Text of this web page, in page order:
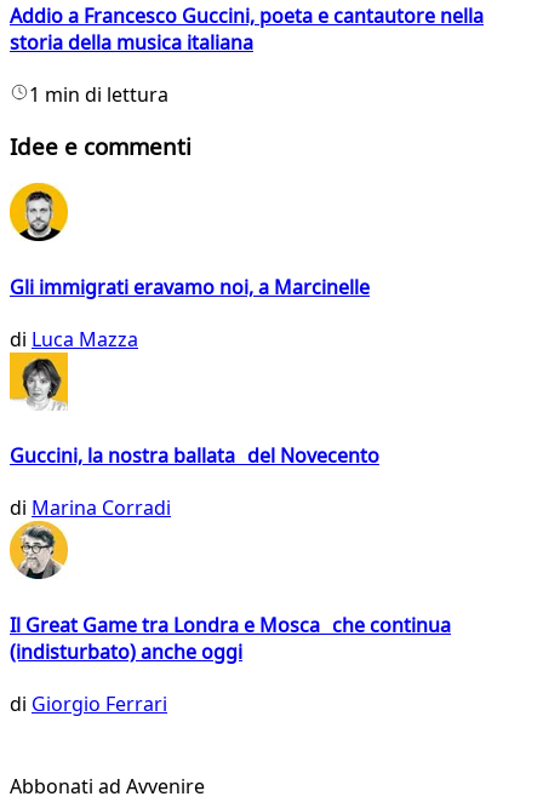
Addio a Francesco Guccini, poeta e cantautore nella
storia della musica italiana
1 min di lettura
Idee e commenti
Gli immigrati eravamo noi, a Marcinelle
di Luca Mazza
Guccini, la nostra ballata del Novecento
di Marina Corradi
Il Great Game tra Londra e Mosca che continua
(indisturbato) anche oggi
di Giorgio Ferrari
Abbonati ad Avvenire